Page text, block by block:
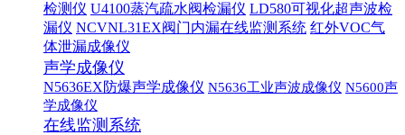
检测仪 U4100蒸汽疏水阀检漏仪 LD580可视化超声波检
漏仪 NCVNL31EX阀门内漏在线监测系统 红外VOC气
体泄漏成像仪
声学成像仪
N5636EX防爆声学成像仪 N5636工业声波成像仪 N5600声
学成像仪
在线监测系统